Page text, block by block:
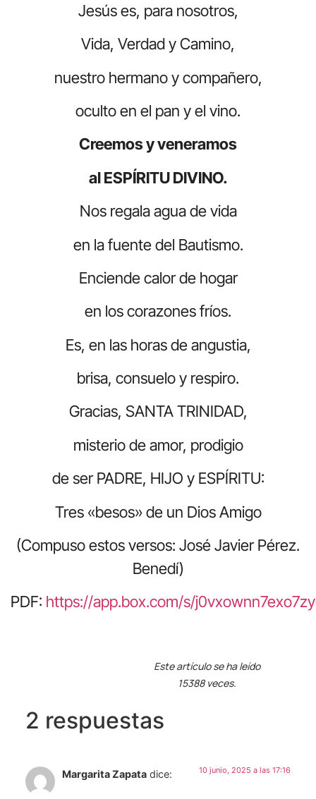
Jesús es, para nosotros,
Vida, Verdad y Camino,
nuestro hermano y compañero,
oculto en el pan y el vino.
Creemos y veneramos
al ESPÍRITU DIVINO.
Nos regala agua de vida
en la fuente del Bautismo.
Enciende calor de hogar
en los corazones fríos.
Es, en las horas de angustia,
brisa, consuelo y respiro.
Gracias, SANTA TRINIDAD,
misterio de amor, prodigio
de ser PADRE, HIJO y ESPÍRITU:
Tres «besos» de un Dios Amigo
(Compuso estos versos: José Javier Pérez.
Benedí)
PDF: https://app.box.com/s/
Este artículo se ha leído
15388 veces.
2 respuestas
Margarita Zapata dice: 10 junio, 2025 a las 17:16